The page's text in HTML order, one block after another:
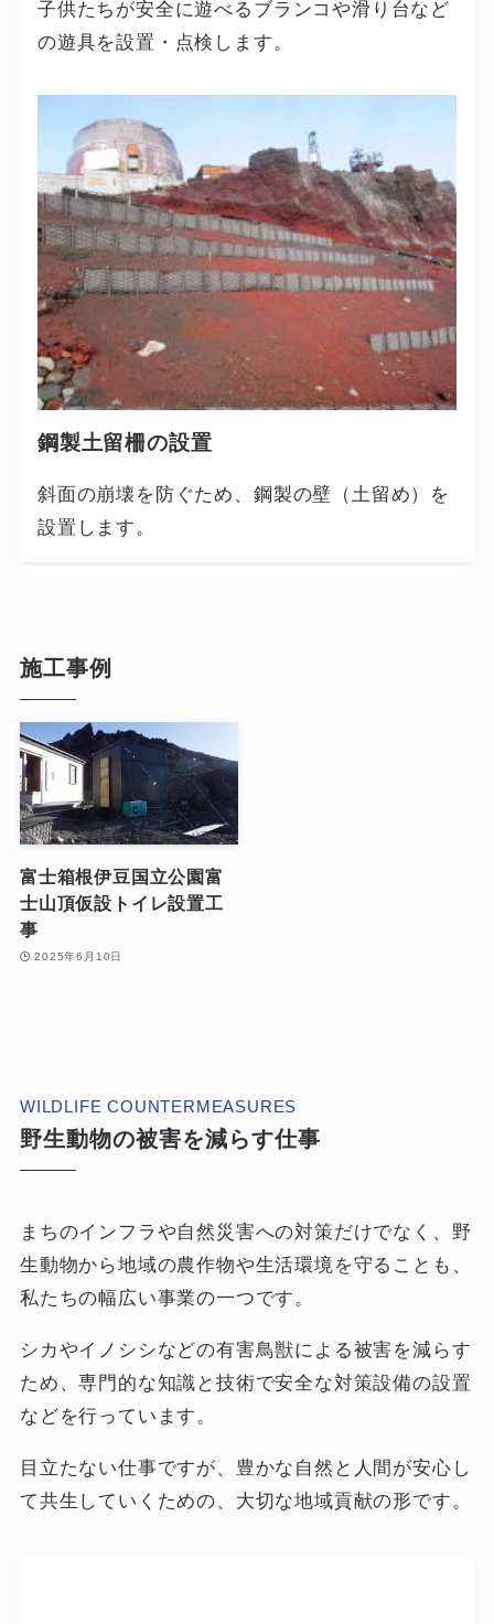
子供たちが安全に遊べるブランコや滑り台など
の遊具を設置・点検します。
鋼製土留柵の設置
斜面の崩壊を防ぐため、鋼製の壁（土留め）を
設置します。
施工事例
富士箱根伊豆国立公園富
士山頂仮設トイレ設置工
事
2025年6月10日
WILDLIFE COUNTERMEASURES
野生動物の被害を減らす仕事
まちのインフラや自然災害への対策だけでなく、野
生動物から地域の農作物や生活環境を守ることも、
私たちの幅広い事業の一つです。
シカやイノシシなどの有害鳥獣による被害を減らす
ため、専門的な知識と技術で安全な対策設備の設置
などを行っています。
目立たない仕事ですが、豊かな自然と人間が安心し
て共生していくための、大切な地域貢献の形です。